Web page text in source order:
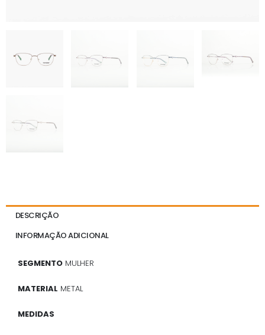
DESCRIÇÃO
INFORMAÇÃO ADICIONAL
SEGMENTO MULHER
MATERIAL METAL
MEDIDAS